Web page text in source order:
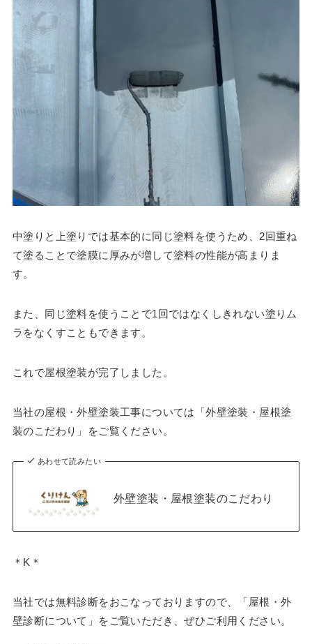
中塗りと上塗りでは基本的に同じ塗料を使うため、2回重ね
て塗ることで塗膜に厚みが増して塗料の性能が高まりま
す。
また、同じ塗料を使うことで1回ではなくしきれない塗りム
ラをなくすこともできます。
これで屋根塗装が完了しました。
当社の屋根・外壁塗装工事については「外壁塗装・屋根塗
装のこだわり」をご覧ください。
あわせて読みたい
外壁塗装・屋根塗装のこだわり
＊K＊
当社では無料診断をおこなっておりますので、「屋根・外
壁診断について」をご覧いただき、ぜひご利用ください。